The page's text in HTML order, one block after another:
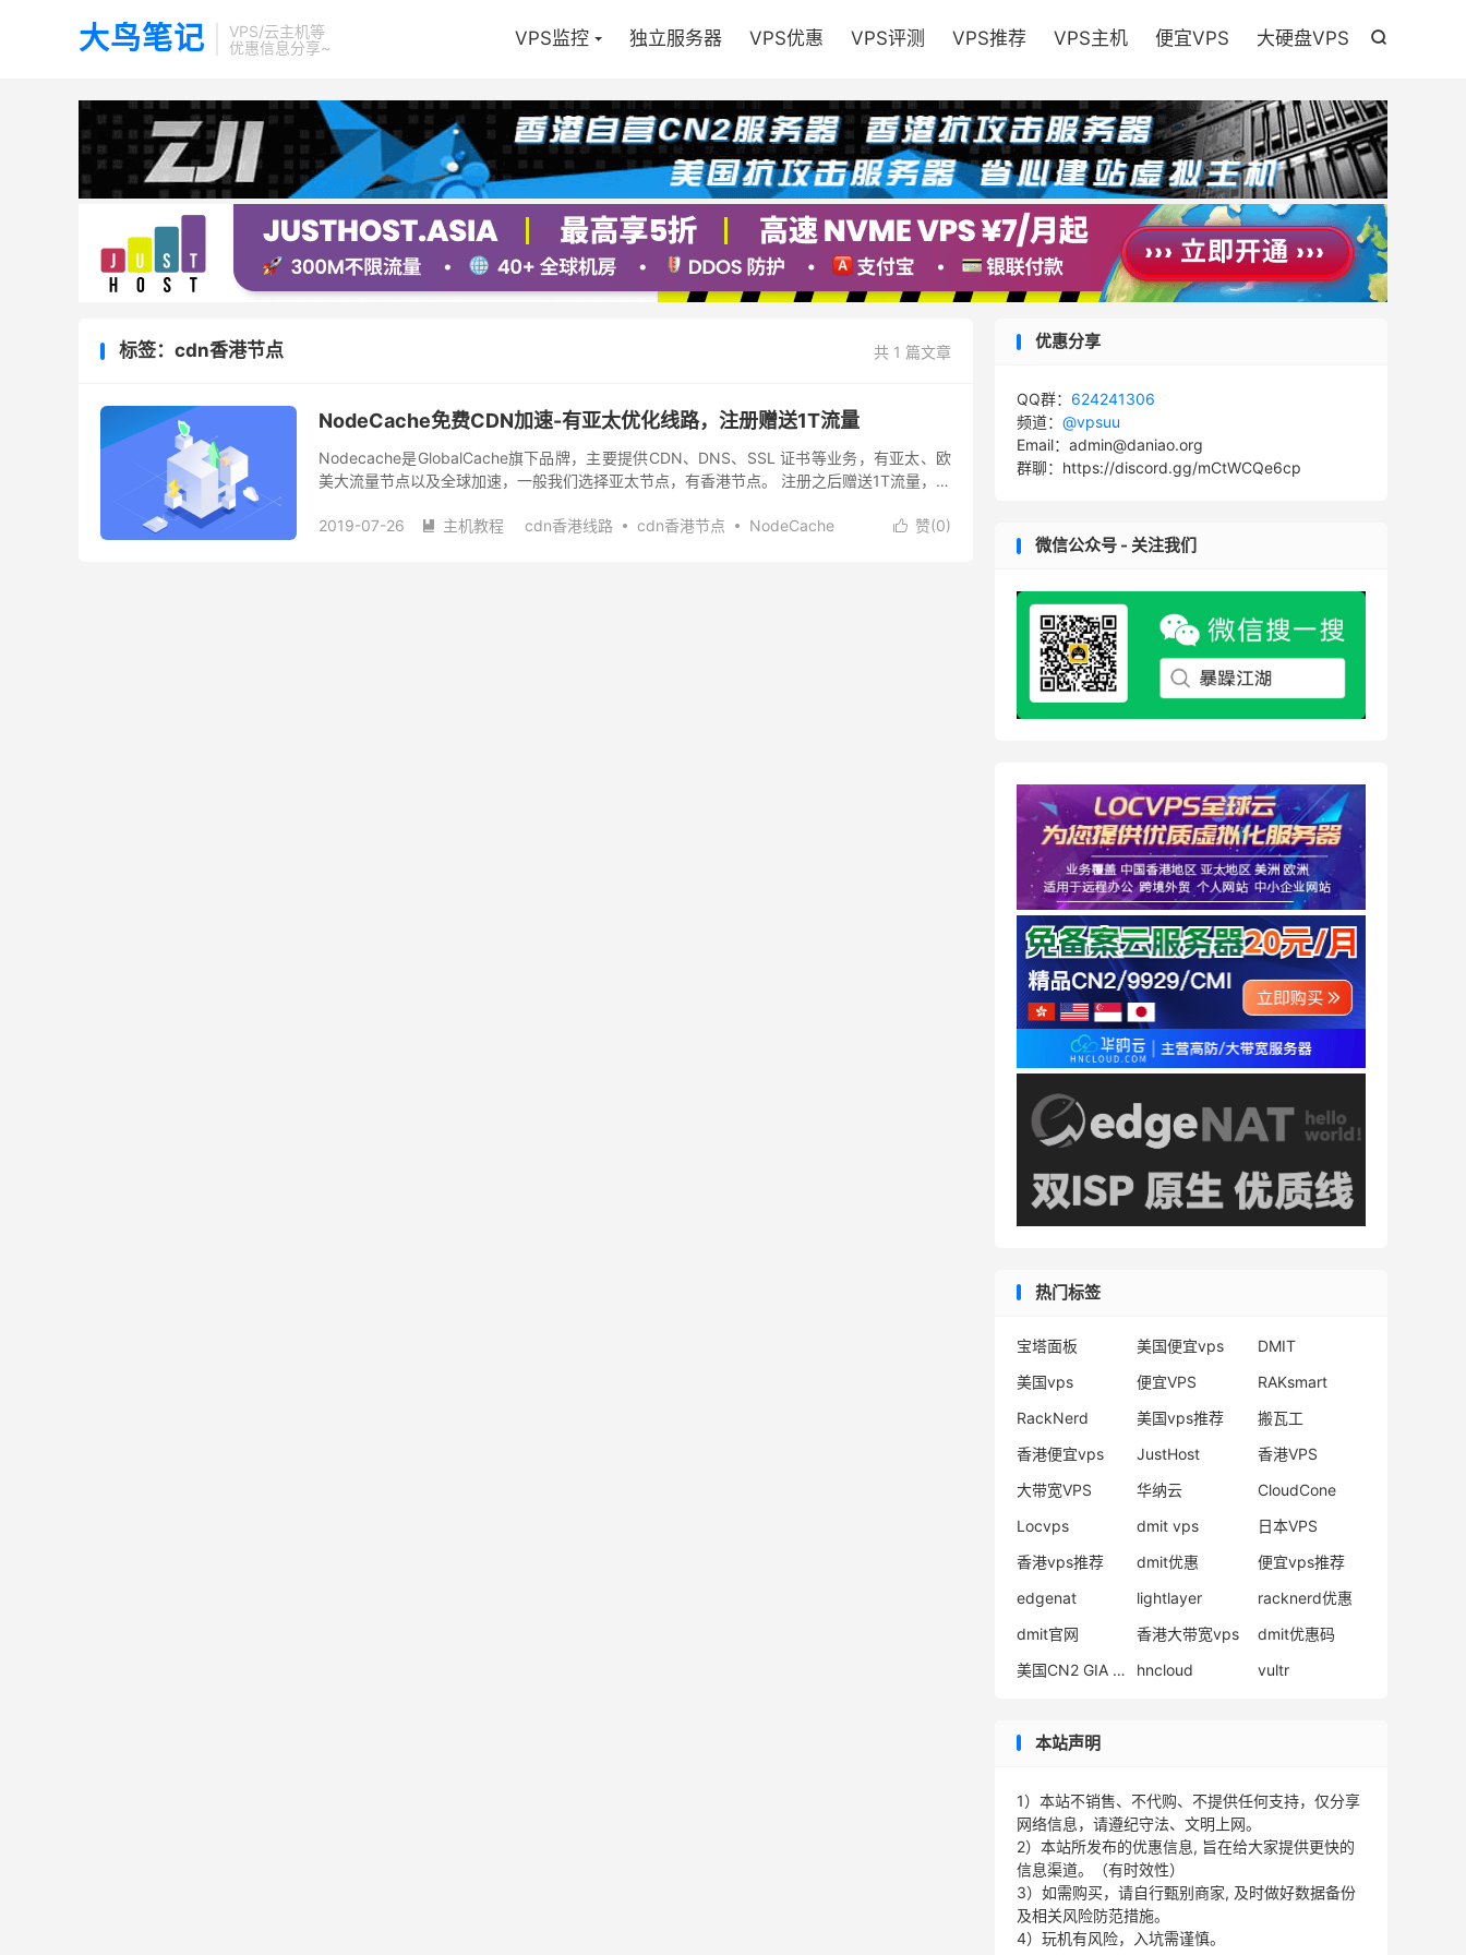
大鸟笔记
VPS/云主机等
优惠信息分享~

VPS监控 独立服务器 VPS优惠 VPS评测 VPS推荐 VPS主机 便宜VPS 大硬盘VPS
共 1 篇文章
标签：cdn香港节点
NodeCache免费CDN加速-有亚太优化线路，注册赠送1T流量
Nodecache是GlobalCache旗下品牌，主要提供CDN、DNS、SSL 证书等业务，有亚太、欧
美大流量节点以及全球加速，一般我们选择亚太节点，有香港节点。 注册之后赠送1T流量，因
 赞(0)
2019-07-26  主机教程 cdn香港线路 cdn香港节点
NodeCache
优惠分享
QQ群： 624241306
频道： @vpsuu
Email：admin@daniao.org
群聊：https://discord.gg/mCtWCQe6cp
微信公众号 - 关注我们
热门标签
宝塔面板 美国便宜vps
DMIT
美国vps
便宜VPS
RAKsmart
RackNerd
美国vps推荐
搬瓦工
香港便宜vps
JustHost
香港VPS
大带宽VPS
华纳云
CloudCone
Locvps
dmit vps
日本VPS
香港vps推荐
dmit优惠
便宜vps推荐
edgenat
lightlayer
racknerd优惠
dmit官网
香港大带宽vps
dmit优惠码
美国CN2 GIA VPS
hncloud vultr
本站声明
1）本站不销售、不代购、不提供任何支持，仅分享
网络信息，请遵纪守法、文明上网。
2）本站所发布的优惠信息, 旨在给大家提供更快的
信息渠道。（有时效性）
3）如需购买，请自行甄别商家, 及时做好数据备份
及相关风险防范措施。
4）玩机有风险，入坑需谨慎。